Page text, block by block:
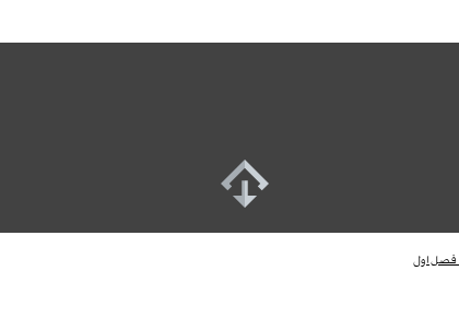
فصل اول